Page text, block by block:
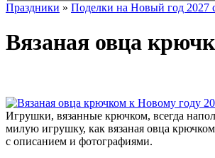
Праздники » Поделки на Новый год 2027
Вязаная овца
Игрушки, вязанные крючком, всегда
милую игрушку, как вязаная овца
с описанием и фотографиями.